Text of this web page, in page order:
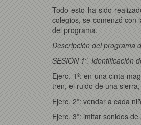
Todo esto ha sido
colegios, se comenzó con
del programa.
Descripción del programa
SESIÓN 1ª. Identificación
Ejerc. 1º: en una cinta
tren, el ruido de una
Ejerc. 2º: vendar a cada
Ejerc. 3º: imitar sonidos